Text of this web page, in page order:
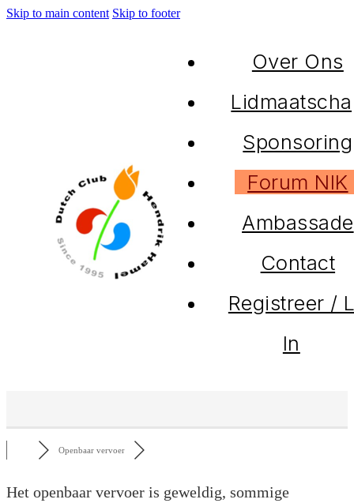
Skip to main content Skip to footer
Over Ons
Sponsoring
Forum NIK
Ambassade
Contact
Registreer /
In
Openbaar vervoer
Het openbaar vervoer is geweldig, sommige